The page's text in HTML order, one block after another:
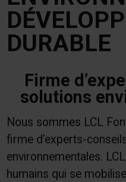
DURABLE
Firme
solutions
Nous sommes LCL
firme d’experts-
environnementales.
humains qui se